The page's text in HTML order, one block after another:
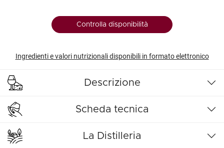
Controlla disponibilità
Ingredienti e valori nutrizionali disponibili in formato elettronico
Descrizione
Scheda tecnica
La Distilleria